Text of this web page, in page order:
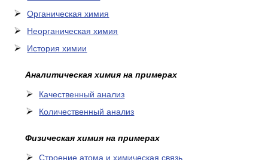
Органическая химия
Неорганическая химия
История химии
Аналитическая химия на примерах
Качественный анализ
Количественный анализ
Физическая химия на примерах
Cтроение атома и химическая связь